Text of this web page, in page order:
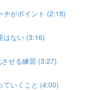
チがポイント (2:18)
はない (3:16)
せる練習 (3:27)
ていくこと (4:00)